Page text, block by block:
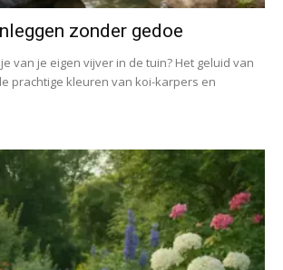
zonder gedoe
van je eigen vijver in de tuin? Het geluid van
prachtige kleuren van koi-karpers en